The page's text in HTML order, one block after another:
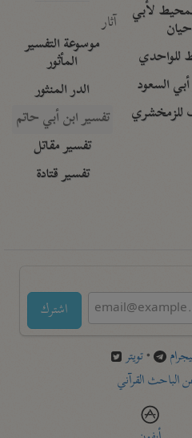
لأبي
حيان
للواحدي
السعود
للزمخشري
آثار
موسوعة التفسير
المأثور
الدر المنثور
تفسير ابن أبي حاتم
تفسير مقاتل
تفسير قتادة
اشترك
•تويتر
الباحث القرآني